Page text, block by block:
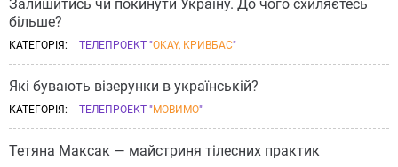
Залишитись чи покинути Україну. До чого схиляєтесь
більше?
КАТЕГОРІЯ: ТЕЛЕПРОЕКТ "OKAY, КРИВБАС"
Які бувають візерунки в українській?
КАТЕГОРІЯ: ТЕЛЕПРОЕКТ "МОВИМО"
Тетяна Максак — майстриня тілесних практик